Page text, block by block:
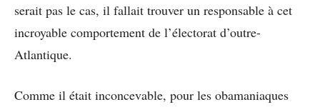
serait pas le cas, il fallait trouver un responsable à cet
incroyable comportement de l’électorat d’outre-
Atlantique.
Comme il était inconcevable, pour les obamaniaques